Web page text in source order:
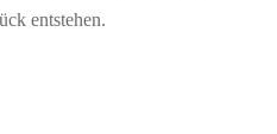
entstehen.